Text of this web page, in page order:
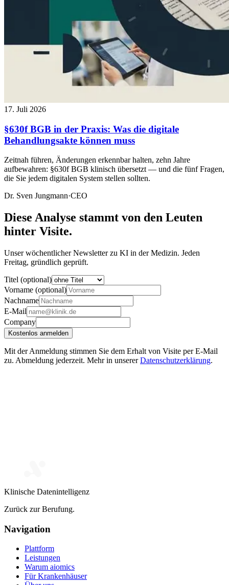
17. Juli 2026
§630f BGB in der Praxis: Was die digitale
Behandlungsakte können muss
Zeitnah führen, Änderungen erkennbar halten, zehn Jahre
aufbewahren: §630f BGB klinisch übersetzt — und die fünf Fragen,
die Sie jedem digitalen System stellen sollten.
Dr. Sven Jungmann·CEO
Diese Analyse stammt von den Leuten
hinter Visite.
Unser wöchentlicher Newsletter zu KI in der Medizin. Jeden
Freitag, gründlich geprüft.
Titel (optional)
Vorname (optional)
Nachname
E-Mail
Company
Kostenlos anmelden
Mit der Anmeldung stimmen Sie dem Erhalt von Visite per E-Mail
zu. Abmeldung jederzeit. Mehr in unserer Datenschutzerklärung.
Klinische Datenintelligenz
Zurück zur Berufung.
Navigation
Plattform
Leistungen
Warum aiomics
Für Krankenhäuser